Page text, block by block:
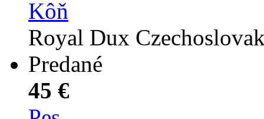
Kôň
Royal Dux
Predané
45 €